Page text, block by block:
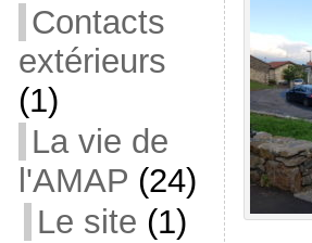
Contacts
extérieurs
(1)
La vie de
l'AMAP (24)
Le site (1)